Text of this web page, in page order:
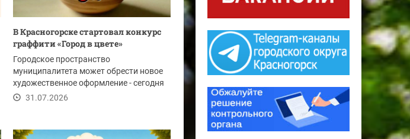
В Красногорске стартовал конкурс
граффити «Город в цвете»
Городское пространство
муниципалитета может обрести новое
художественное оформление - сегодня
стартовал прием заявок...
31.07.2026